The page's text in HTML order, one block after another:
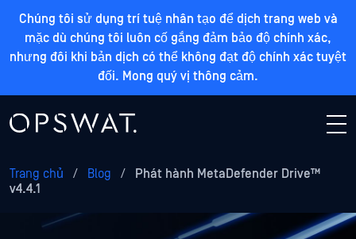
Chúng tôi sử dụng trí tuệ nhân tạo để dịch trang web và
mặc dù chúng tôi luôn cố gắng đảm bảo độ chính xác,
nhưng đôi khi bản dịch có thể không đạt độ chính xác tuyệt
đối. Mong quý vị thông cảm.
Trang chủ / Blog /
Phát hành MetaDefender Drive™
v4.4.1